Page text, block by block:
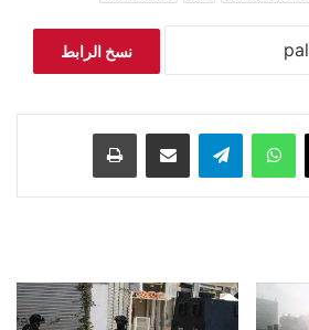
نسخ الرابط
‫X واتساب تيلقرام مشاركة عبر البريد طباعة